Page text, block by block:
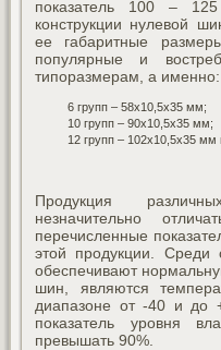
показатель 100 –
конструкции нулевой
ее габаритные
популярные и
типоразмерам, а именно:
6 групп – 58х10,5х35 мм;
10 групп – 90х10,5х35 мм;
12 групп – 102х10,5х35 мм
Продукция
незначительно
перечисленные
этой продукции. Среди
обеспечивают
шин, являются
диапазоне от -40 и до
показатель уровня
превышать 90%.